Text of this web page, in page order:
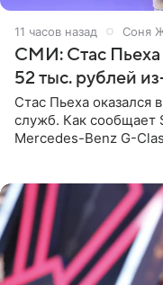
11 часов назад Соня
СМИ: Стас Пьеха
52 тыс. рублей
Стас Пьеха оказался
служб. Как сообщает
Mercedes-Benz G-